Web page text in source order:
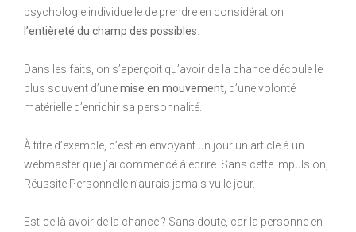
psychologie individuelle de prendre en considération
l’entièreté du champ des possibles
Dans les faits, on s’aperçoit qu’avoir de la chance découle le
plus souvent d’unemise en mouvement , d’une volonté
matérielle d’enrichir sa personnalité.
À titre d’exemple, c’est en envoyant un jour un article à un
webmaster que j’ai commencé à écrire. Sans cette impulsion,
Réussite Personnelle n’aurais jamais vu le jour.
Est-ce là avoir de la chance ? Sans doute, car la personne en